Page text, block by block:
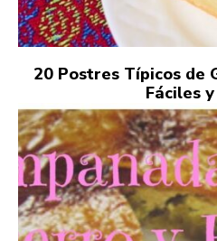
20 Postres Típicos de
Fáciles